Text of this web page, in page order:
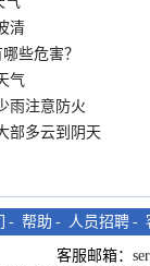
清
些危害？
气
雨注意防火
部多云到阴天
- 帮助 - 人员招聘 -
客服邮箱：